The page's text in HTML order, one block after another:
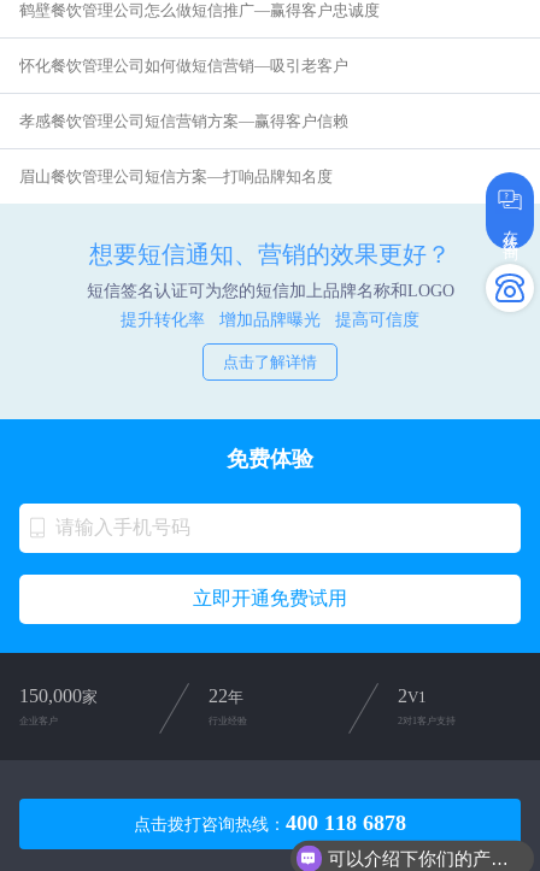
鹤壁餐饮管理公司怎么做短信推广—赢得客户忠诚度
怀化餐饮管理公司如何做短信营销—吸引老客户
孝感餐饮管理公司短信营销方案—赢得客户信赖
眉山餐饮管理公司短信方案—打响品牌知名度
想要短信通知、营销的效果更好？
短信签名认证可为您的短信加上品牌名称和LOGO
提升转化率 增加品牌曝光 提高可信度
点击了解详情
在线咨询
免费体验
立即开通免费试用
150,000家
企业客户
22年
行业经验
2V1
2对1客户支持
点击拨打咨询热线： 400 118 6878
可以介绍下你们的产品么？